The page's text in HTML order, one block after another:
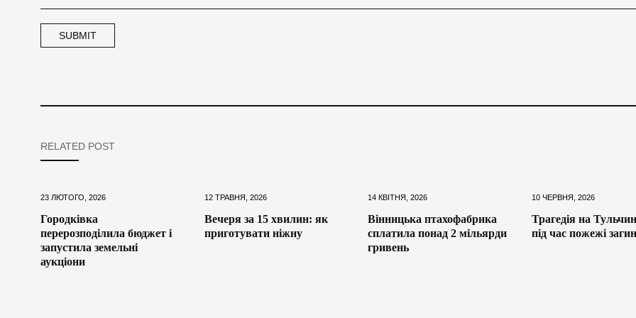
RELATED POST
23 ЛЮТОГО, 2026
Городківка
перерозподілила бюджет і
запустила земельні
аукціони
12 ТРАВНЯ, 2026
Вечеря за 15 хвилин: як
приготувати ніжну
14 КВІТНЯ, 2026
Вінницька птахофабрика
сплатила понад 2 мільярди
гривень
10 ЧЕРВНЯ, 2026
Трагедія на
під час пожежі